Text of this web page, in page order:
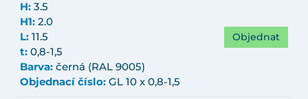
H: 3.5
H1: 2.0
L: 11.5
t: 0,8-1,5
Barva: černá (RAL 9005)
Objednací číslo: GL 10 x 0,8-1,5
Objednat